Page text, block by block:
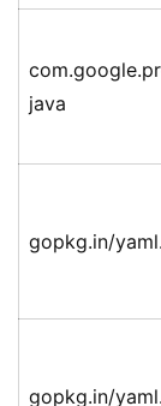
java
gopkg.in/
gopkg.in/